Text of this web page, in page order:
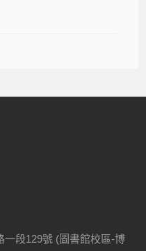
一段129號 (圖書館校區-博